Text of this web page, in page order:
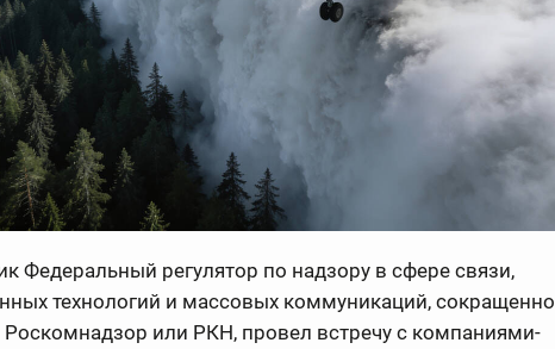
Федеральный регулятор по надзору в сфере связи,
технологий и массовых коммуникаций, сокращенно
или РКН, провел встречу с компаниями-